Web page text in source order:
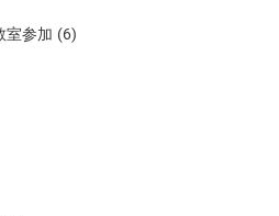
室参加 (6)